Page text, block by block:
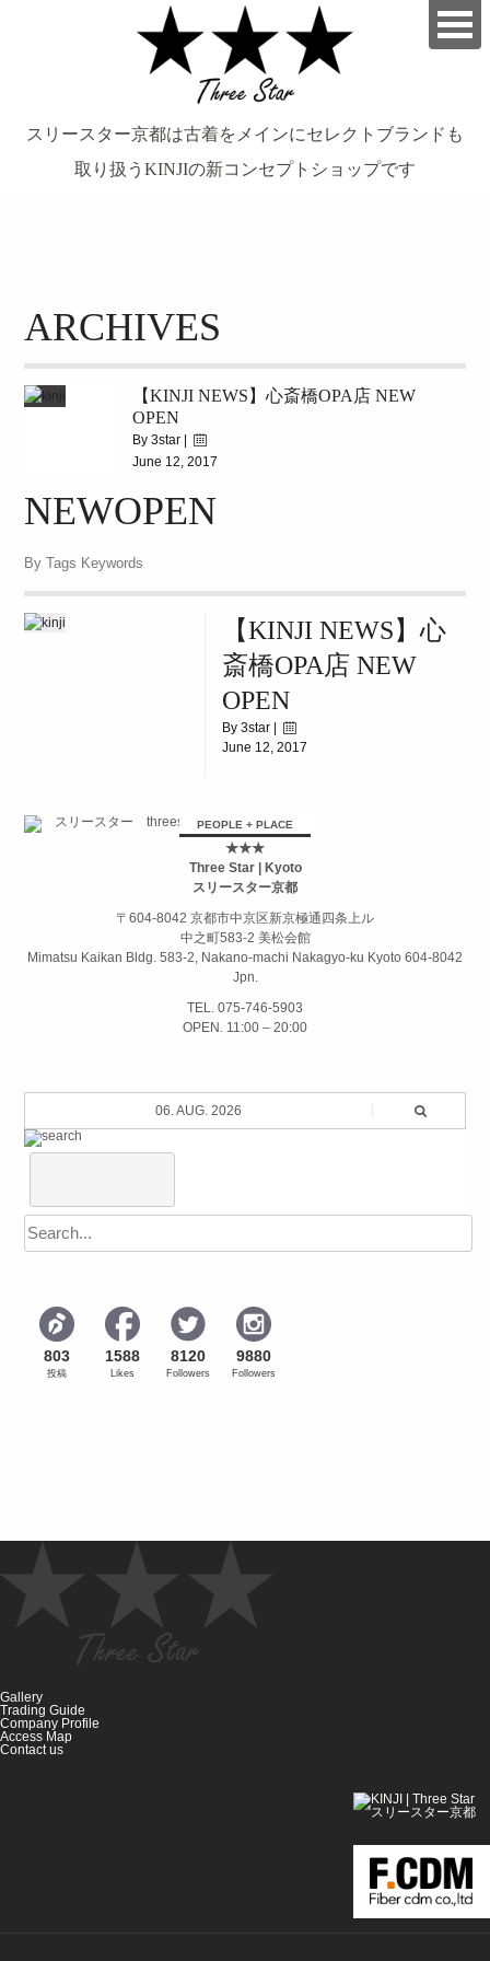
スリースター京都は古着をメインにセレクトブランドも
取り扱うKINJIの新コンセプトショップです
ARCHIVES
【KINJI NEWS】心斎橋OPA店 NEW
OPEN
By 3star |
June 12, 2017
|
42688
2017.04.14(Fri)~!!
NEWOPEN
By Tags Keywords
【KINJI NEWS】心
斎橋OPA店 NEW
OPEN
By 3star |
June 12, 2017
2017.04.14(Fri)~!! PEOPLE + PLACE
★★★
Three Star | Kyoto
スリースター京都
〒604-8042 京都市中京区新京極通四条上ル
中之町583-2 美松会館
Mimatsu Kaikan Bldg. 583-2, Nakano-machi Nakagyo-ku Kyoto 604-8042
Jpn.
TEL. 075-746-5903
OPEN. 11:00 – 20:00
06. AUG. 2026
803
投稿
1588
Likes
8120
Followers
9880
Followers
Gallery
Trading Guide
Company Profile
Access Map
Contact us